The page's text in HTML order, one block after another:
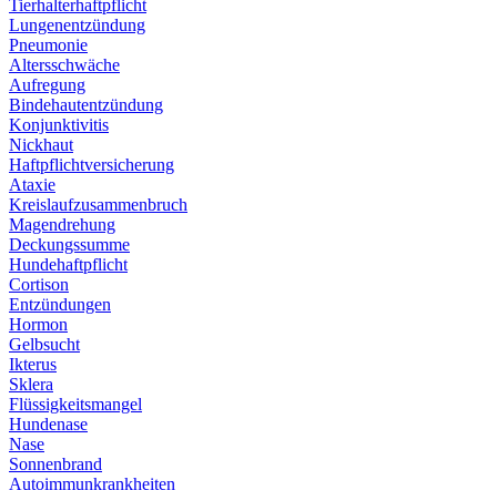
Tierhalterhaftpflicht
Lungenentzündung
Pneumonie
Altersschwäche
Aufregung
Bindehautentzündung
Konjunktivitis
Nickhaut
Haftpflichtversicherung
Ataxie
Kreislaufzusammenbruch
Magendrehung
Deckungssumme
Hundehaftpflicht
Cortison
Entzündungen
Hormon
Gelbsucht
Ikterus
Sklera
Flüssigkeitsmangel
Hundenase
Nase
Sonnenbrand
Autoimmunkrankheiten